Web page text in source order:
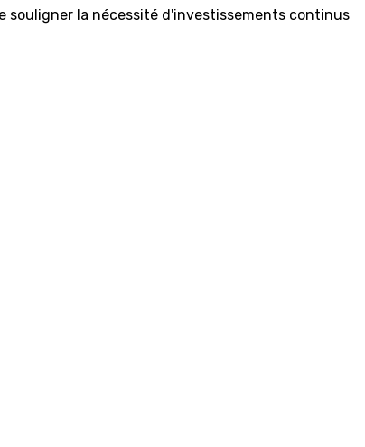
souligner la nécessité d'investissements continus